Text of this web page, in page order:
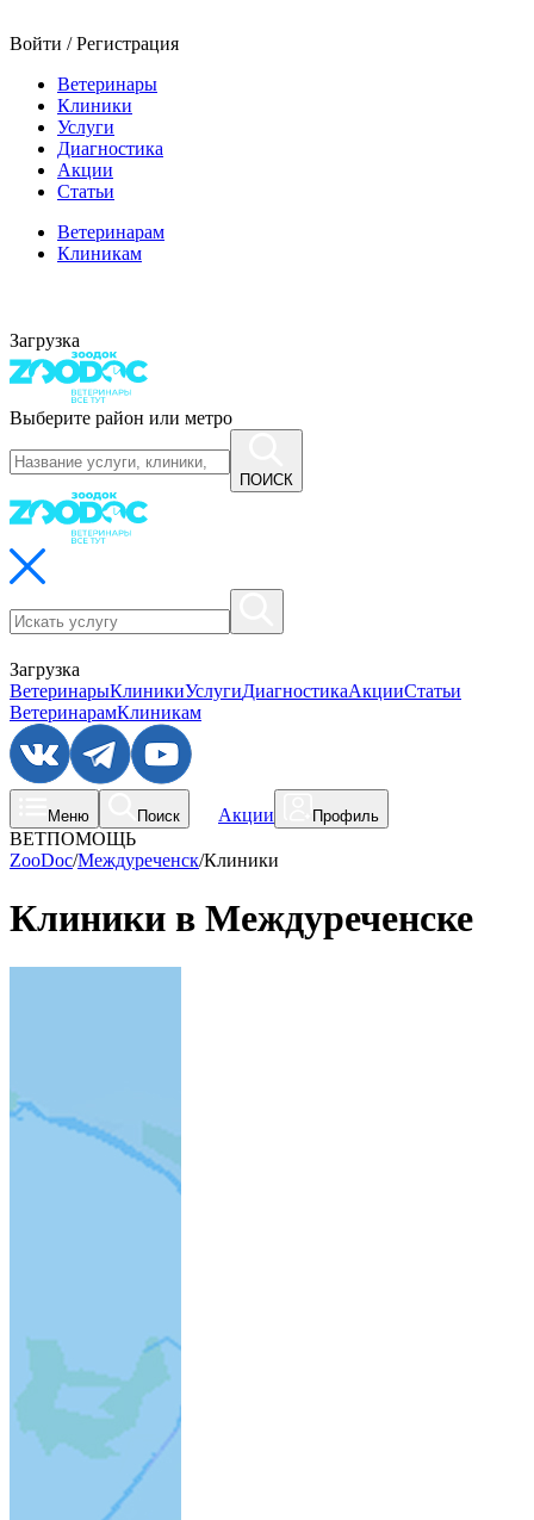
Войти / Регистрация
Ветеринары
Клиники
Услуги
Диагностика
Акции
Статьи
Ветеринарам
Клиникам
Загрузка
Выберите район или метро
ПОИСК
Загрузка
ВетеринарыКлиникиУслугиДиагностикаАкцииСтатьи
ВетеринарамКлиникам
Меню Поиск Акции Профиль
ВЕТПОМОЩЬ
ZooDoc/Междуреченск/Клиники
Клиники в Междуреченске